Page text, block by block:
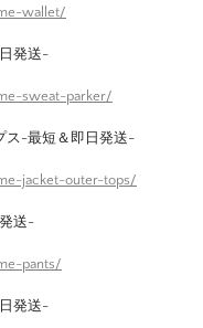
wallet/
発送-
sweat-parker/
ス-最短＆即日発送-
jacket-outer-tops/
送-
pants/
発送-